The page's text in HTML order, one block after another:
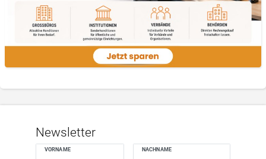
Newsletter
VORNAME NACHNAME